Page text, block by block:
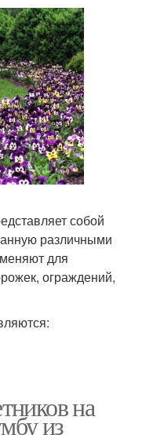
собой
различными
для
ограждений,
на
из